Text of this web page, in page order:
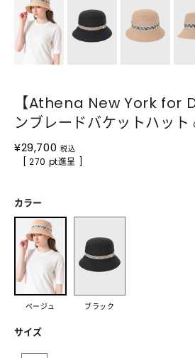
【Athena New York for
ンブレードバケットハット
¥29,700 税込
[ 270 pt進呈 ]
カラー
ベージュ ブラック
サイズ